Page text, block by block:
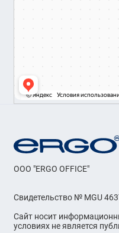
OOO "ERGO OFFICE"
Свидетельство № MGU
Сайт носит
условиях не является